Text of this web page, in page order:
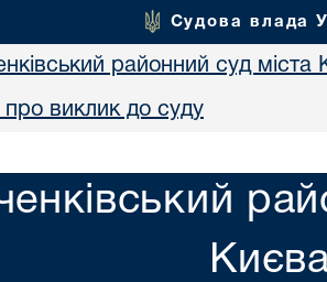
Судова влада
районний суд міста
виклик до суду